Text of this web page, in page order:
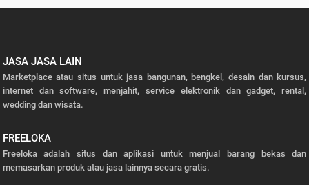
JASA JASA LAIN
Marketplace atau situs untuk jasa bangunan, bengkel, desain dan kursus,
internet dan software, menjahit, service elektronik dan gadget, rental,
wedding dan wisata.
FREELOKA
Freeloka adalah situs dan aplikasi untuk menjual barang bekas dan
memasarkan produk atau jasa lainnya secara gratis.